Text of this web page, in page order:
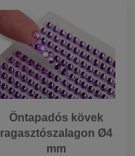
Öntapadós kövek
ragasztószalagon Ø4
mm